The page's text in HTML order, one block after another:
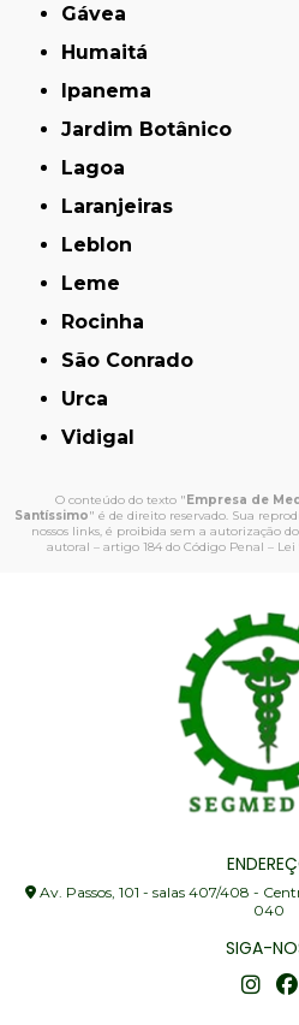
Gávea
Humaitá
Ipanema
Jardim Botânico
Lagoa
Laranjeiras
Leblon
Leme
Rocinha
São Conrado
Urca
Vidigal
O conteúdo do texto "Empresa de
Santíssimo" é de direito reservado. Sua
nossos links, é proibida sem a autorização
autoral – artigo 184 do Código Penal – Lei
Av. Passos, 101 - salas 407/408 -
040
SIGA-